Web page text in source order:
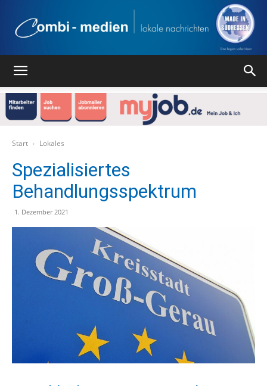
Verlag
Start Lokales
Spezialisiertes
Behandlungsspektrum
1. Dezember 2021